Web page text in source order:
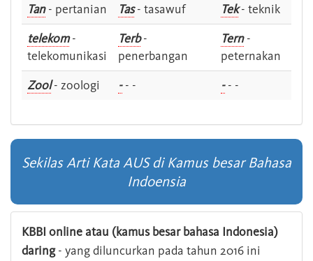
Tan- pertanian Tas- tasawuf Tek- teknik
telekom-
telekomunikasi
Terb-
penerbangan
Tern-
peternakan
Zool- zoologi -- - -- -
Sekilas Arti Kata AUS di Kamus besar Bahasa
Indoensia
KBBI online atau (kamus besar bahasa Indonesia)
daring- yang diluncurkan pada tahun 2016 ini